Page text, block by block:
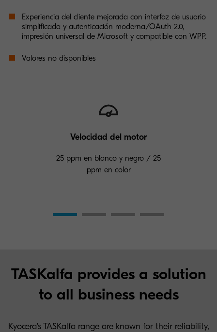
Experiencia del cliente mejorada con interfaz de usuario
simplificada y autenticación moderna/OAuth 2.0,
impresión universal de Microsoft y compatible con WPP.
Valores no disponibles
Velocidad del motor
25 ppm en blanco y negro / 25
ppm en color
TASKalfa provides a solution
to all business needs
Kyocera's TASKalfa range are known for their reliability,